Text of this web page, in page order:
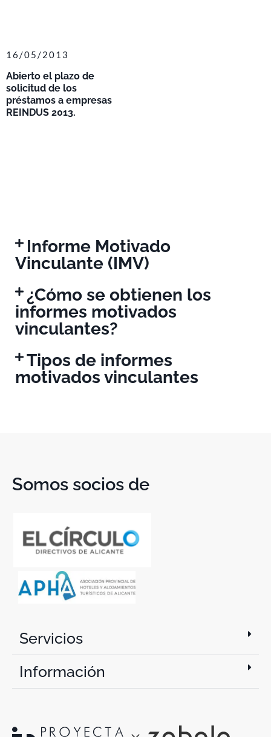
Abierto el plazo de
solicitud de los
préstamos a empresas
REINDUS 2013.
16/05/2013
Informe Motivado
Vinculante (IMV)
¿Cómo se obtienen los
informes motivados
vinculantes?
Tipos de informes
motivados vinculantes
Somos socios de
Servicios
Información